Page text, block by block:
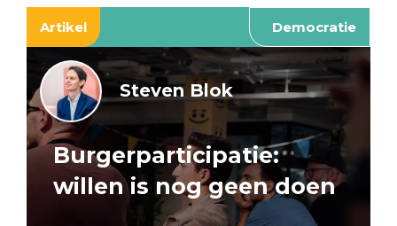
Artikel Democratie
Steven Blok
Burgerparticipatie:
willen is nog geen doen